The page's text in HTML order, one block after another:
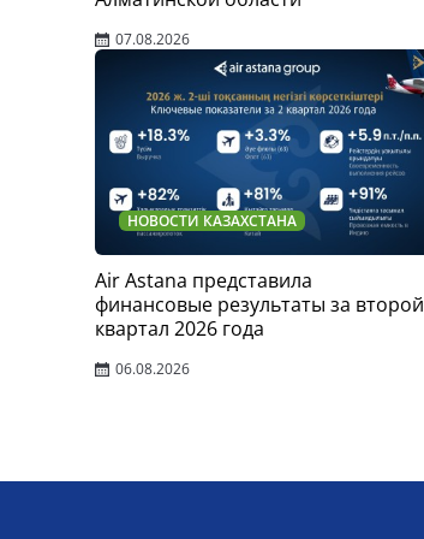
07.08.2026
НОВОСТИ КАЗАХСТАНА
Air Astana представила
финансовые результаты за второй
квартал 2026 года
06.08.2026